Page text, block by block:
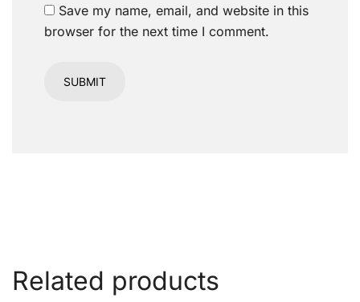
Save my name, email, and website in this
browser for the next time I comment.
Related products